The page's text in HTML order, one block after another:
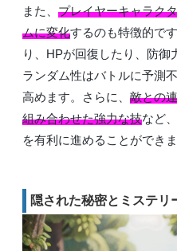
また、 プレイヤーキャラク
ムに変化するのも特徴的で
り、HPが回復したり、防
ランダム性はバトルに予測
高めます。さらに、 敵との
組み合わせた強力な技など
を有利に進めることができま
隠された秘密とミステリ